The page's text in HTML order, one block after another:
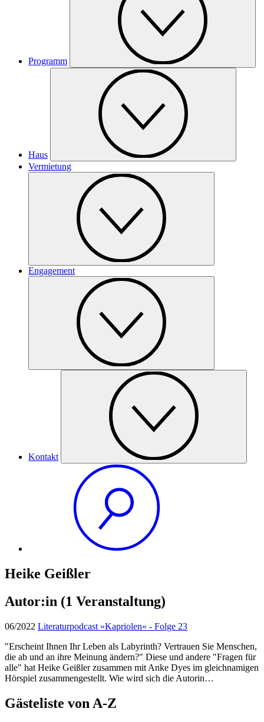
Programm
Haus
Vermietung
Engagement
Kontakt
Heike Geißler
Autor:in (1 Veranstaltung)
06/2022 Literaturpodcast »Kapriolen« - Folge 23
"Erscheint Ihnen Ihr Leben als Labyrinth? Vertrauen Sie Menschen,
die ab und an ihre Meinung ändern?" Diese und andere "Fragen für
alle" hat Heike Geißler zusammen mit Anke Dyes im gleichnamigen
Hörspiel zusammengestellt. Wie wird sich die Autorin…
Gästeliste von A-Z